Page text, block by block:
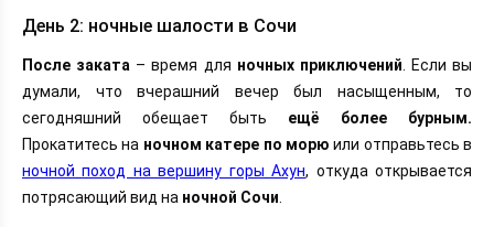
День 2: ночные шалости в Сочи
После заката – время для ночных приключений. Если вы
думали, что вчерашний вечер был насыщенным, то
сегодняшний обещает быть ещё более бурным.
Прокатитесь на ночном катере по морю или отправьтесь в
ночной поход на вершину горы Ахун, откуда открывается
потрясающий вид на ночной Сочи.